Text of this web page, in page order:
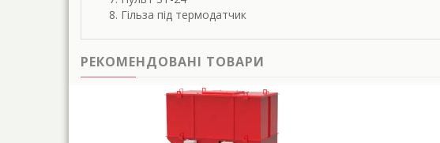
Гільза під термодатчик
РЕКОМЕНДОВАНІ ТОВАРИ